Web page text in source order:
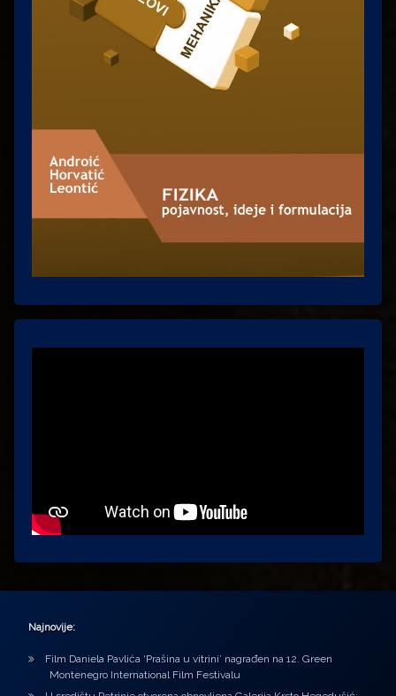
Najnovije:
Film Daniela Pavlića ‘Prašina u vitrini’ nagrađen na 12. Green
Montenegro International Film Festivalu